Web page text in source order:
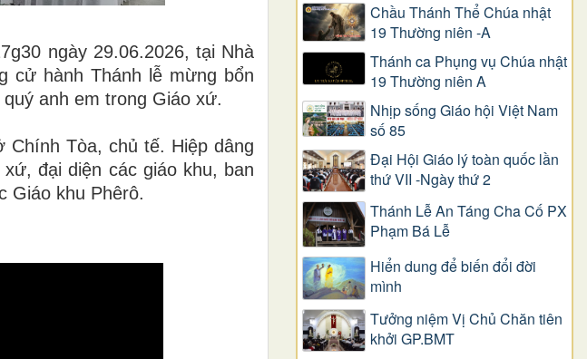
ngày 29.06.2026, tại Nhà
cử hành Thánh lễ mừng bổn
anh em trong Giáo xứ.
Chính Tòa, chủ tế. Hiệp dâng
đại diện các giáo khu, ban
Giáo khu Phêrô.
Chầu Thánh Thể Chúa nhật
19 Thường niên -A
Thánh ca Phụng vụ Chúa nhật
19 Thường niên A
Nhịp sống Giáo hội Việt Nam
số 85
Đại Hội Giáo lý toàn quốc lần
thứ VII -Ngày thứ 2
Thánh Lễ An Táng Cha Cố PX
Phạm Bá Lễ
Hiển dung để biến đổi đời
mình
Tưởng niệm Vị Chủ Chăn tiên
khởi GP.BMT